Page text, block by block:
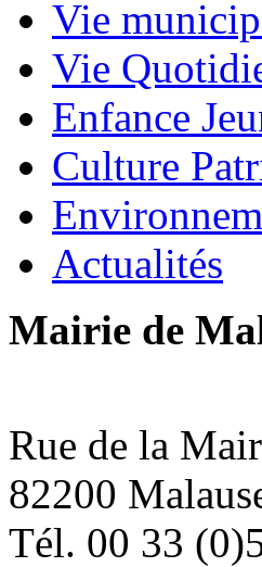
Vie
Vie
Enfance
Culture
Actualités
Mairie de
Rue de la
82200
Tél. 00 33